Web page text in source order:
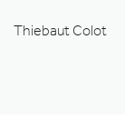
Thiebaut Colot